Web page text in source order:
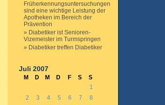
Früherkennungsuntersuchungen
sind eine wichtige Leistung der
Apotheken im Bereich der
Prävention
Diabetiker ist Senioren-
Vizemeister im Turmspringen
Diabetiker treffen Diabetiker
Juli 2007
M D M D F S
S
1
2
3 4 5 6 7
8